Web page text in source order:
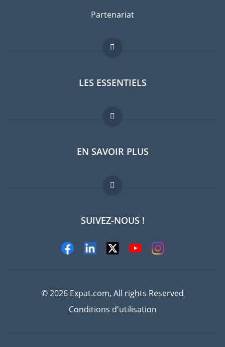
Partenariat
LES ESSENTIELS
Forum expatriés
Guides pays
Offres d'emploi
EN SAVOIR PLUS
FAQ
Experts
SUIVEZ-NOUS !
© 2026 Expat.com, All rights Reserved
Conditions d'utilisation